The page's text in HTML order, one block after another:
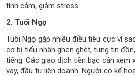
tình cảm, giảm stress.
2. Tuổi Ngọ
Tuổi Ngọ gặp nhiều điều tiêu cực vì
cơ bị tiểu nhân ghen ghét, tung tin
tiếng. Các giao dịch tiền bạc cần xem
vay, đầu tư liên doanh. Người có kế